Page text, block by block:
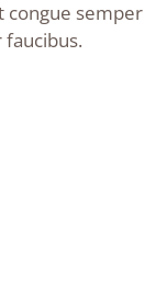
congue semper